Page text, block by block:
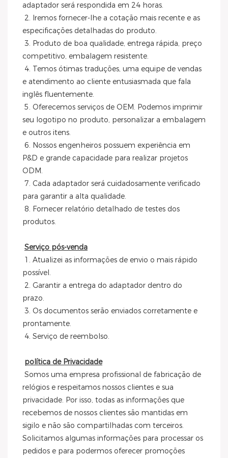
adaptador será respondida em 24 horas.
especificações detalhadas do produto.
competitivo, embalagem resistente.
e atendimento ao cliente entusiasmada que fala
inglês fluentemente.
seu logotipo no produto, personalizar a embalagem
e outros itens.
P&D e grande capacidade para realizar projetos
ODM.
para garantir a alta qualidade.
produtos.
Serviço pós-venda
possível.
prazo.
prontamente.
4. Serviço de reembolso.
política de Privacidade
relógios e respeitamos nossos clientes e sua
privacidade. Por isso, todas as informações que
recebemos de nossos clientes são mantidas em
sigilo e não são compartilhadas com terceiros.
Solicitamos algumas informações para processar os
pedidos e para podermos oferecer promoções